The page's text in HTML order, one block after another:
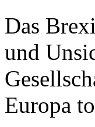
Das
und
Europa